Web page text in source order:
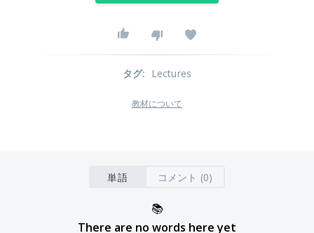
タグ: Lectures
教材について
単語 コメント (0)
📚
There are no words here yet